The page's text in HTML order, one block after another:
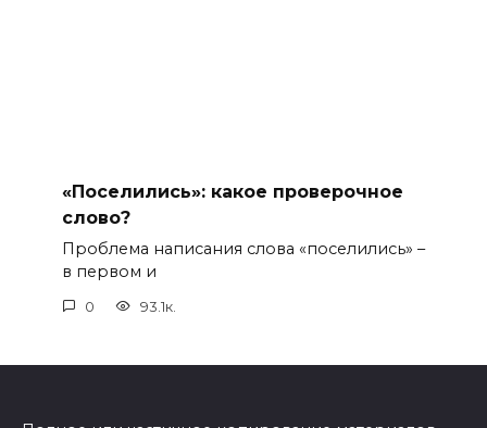
«Поселились»: какое проверочное
слово?
Проблема написания слова «поселились» –
в первом и
0 93.1к.